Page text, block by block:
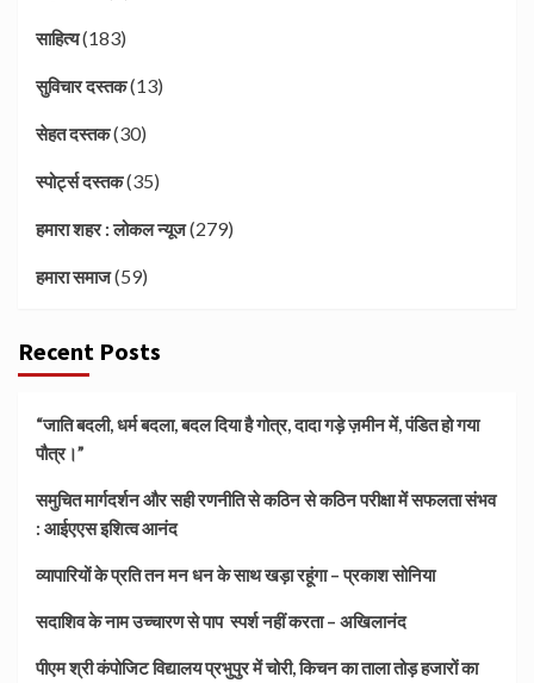
साहित्य(183)
सुविचार दस्तक(13)
सेहत दस्तक(30)
स्पोर्ट्स दस्तक(35)
हमारा शहर : लोकल न्यूज(279)
हमारा समाज(59)
Recent Posts
“जाति बदली, धर्म बदला, बदल दिया है गोत्र, दादा गड़े ज़मीन में, पंडित हो गया
पौत्र।”
समुचित मार्गदर्शन और सही रणनीति से कठिन से कठिन परीक्षा में सफलता संभव
: आईएएस इशित्व आनंद
व्यापारियों के प्रति तन मन धन के साथ खड़ा रहूंगा – प्रकाश सोनिया
सदाशिव के नाम उच्चारण से पाप स्पर्श नहीं करता – अखिलानंद
पीएम श्री कंपोजिट विद्यालय प्रभुपुर में चोरी, किचन का ताला तोड़ हजारों का